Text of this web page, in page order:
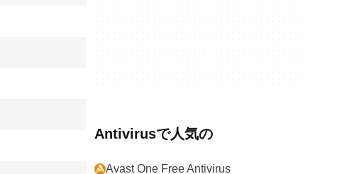
Antivirusで人気の
Avast One Free Antivirus